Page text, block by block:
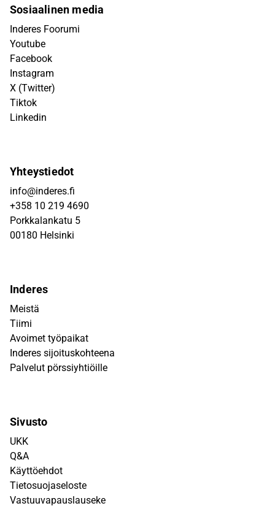
Sosiaalinen media
Inderes Foorumi
Youtube
Facebook
Instagram
X (Twitter)
Tiktok
Linkedin
Yhteystiedot
info@inderes.fi
+358 10 219 4690
Porkkalankatu 5
00180 Helsinki
Inderes
Meistä
Tiimi
Avoimet työpaikat
Inderes sijoituskohteena
Palvelut pörssiyhtiöille
Sivusto
UKK
Q&A
Käyttöehdot
Tietosuojaseloste
Vastuuvapauslauseke